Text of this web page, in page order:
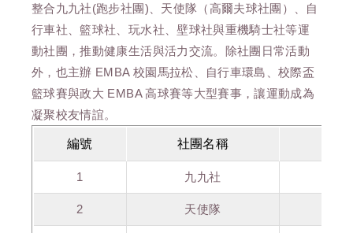
整合九九社(跑步社團)、天使隊（高爾夫球社團）、自
行車社、籃球社、玩水社、壁球社與重機騎士社等運
動社團，推動健康生活與活力交流。除社團日常活動
外，也主辦 EMBA 校園馬拉松、自行車環島、校際盃
籃球賽與政大 EMBA 高球賽等大型賽事，讓運動成為
凝聚校友情誼。
編號 社團名稱
1 九九社
2 天使隊